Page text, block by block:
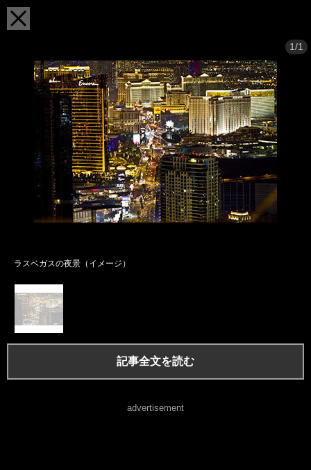
1/1
ラスベガスの夜景（イメージ）
記事全文を読む
advertisement